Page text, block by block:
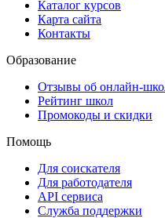
Каталог курсов
Карта сайта
Контакты
Образование
Отзывы об онлайн-
Рейтинг школ
Промокоды и скидки
Помощь
Для соискателя
Для работодателя
API сервиса
Служба поддержки